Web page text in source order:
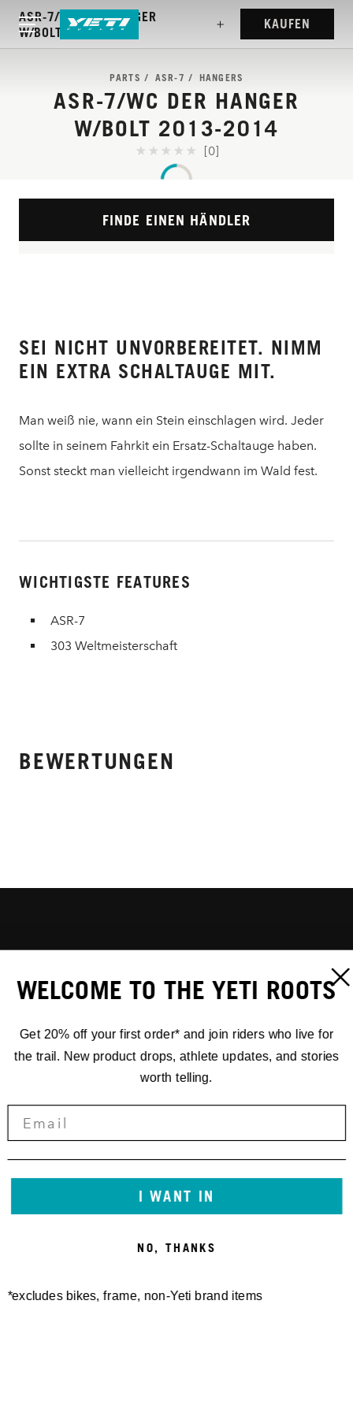
ASR-7/WC DER HANGER
W/BOLT 2013-2014
KAUFEN
PARTS ASR-7 HANGERS
ASR-7/WC DER HANGER
W/BOLT 2013-2014
[0]
FINDE EINEN HÄNDLER
SEI NICHT UNVORBEREITET. NIMM
EIN EXTRA SCHALTAUGE MIT.
Man weiß nie, wann ein Stein einschlagen wird. Jeder
sollte in seinem Fahrkit ein Ersatz-Schaltauge haben.
Sonst steckt man vielleicht irgendwann im Wald fest.
WICHTIGSTE FEATURES
ASR-7
303 Weltmeisterschaft
BEWERTUNGEN
WELCOME TO THE YETI ROOTS
Get 20% off your first order* and join riders who live for
the trail. New product drops, athlete updates, and stories
worth telling.
I WANT IN
NO, THANKS
*excludes bikes, frame, non-Yeti brand items